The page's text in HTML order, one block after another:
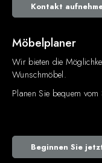
Kontakt
Möbelplaner
Wir bieten die
Wunschmöbel.
Planen Sie bequem
Beginnen Sie